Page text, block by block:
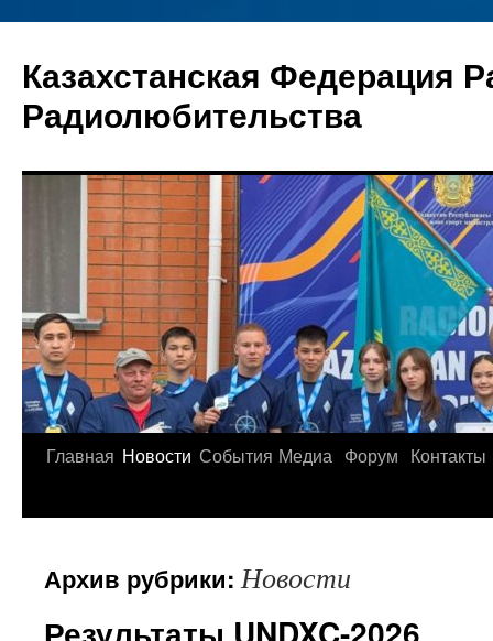
содержимому
Казахстанская Федерация
Радиолюбительства
Главная Новости События Медиа Форум Контакты
Архив рубрики:Новости